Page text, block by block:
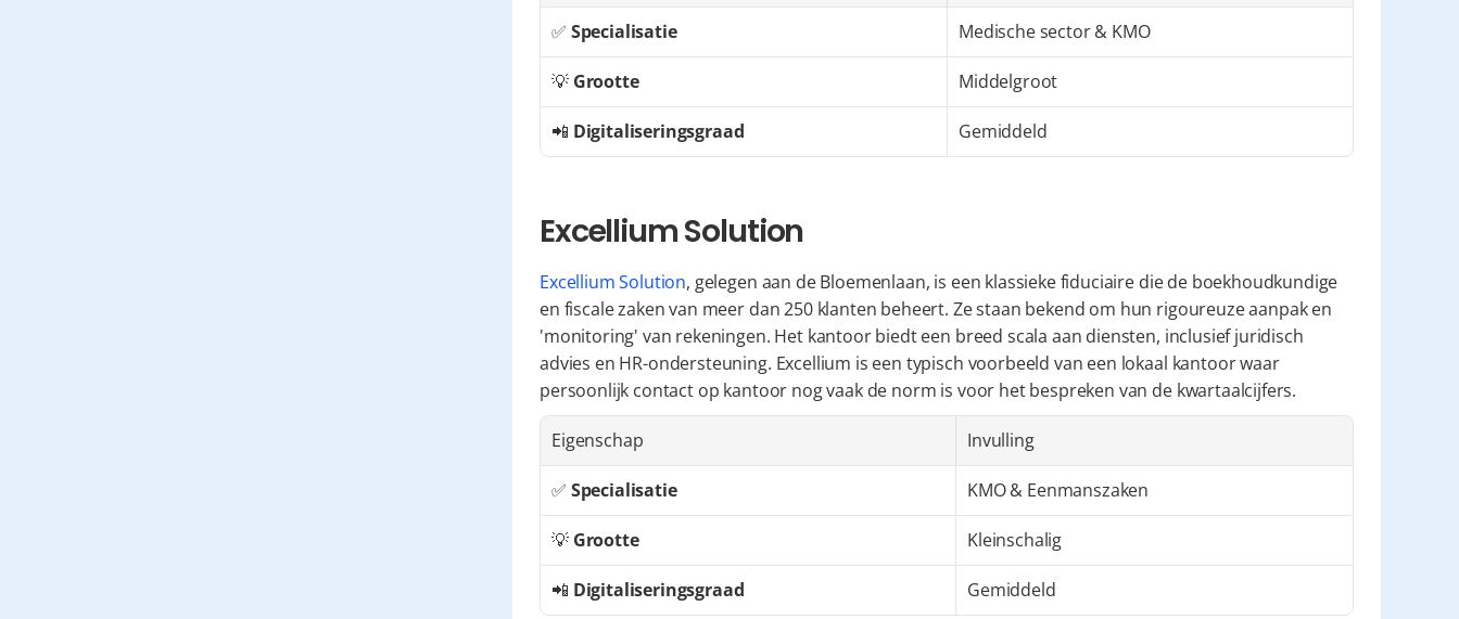
✅ Specialisatie Medische sector & KMO
💡 Grootte Middelgroot
📲 Digitaliseringsgraad Gemiddeld
Excellium Solution
Excellium Solution, gelegen aan de Bloemenlaan, is een klassieke fiduciaire die de boekhoudkundige
en fiscale zaken van meer dan 250 klanten beheert. Ze staan bekend om hun rigoureuze aanpak en
'monitoring' van rekeningen. Het kantoor biedt een breed scala aan diensten, inclusief juridisch
advies en HR-ondersteuning. Excellium is een typisch voorbeeld van een lokaal kantoor waar
persoonlijk contact op kantoor nog vaak de norm is voor het bespreken van de kwartaalcijfers.
Eigenschap Invulling
✅ Specialisatie KMO & Eenmanszaken
💡 Grootte Kleinschalig
📲 Digitaliseringsgraad Gemiddeld